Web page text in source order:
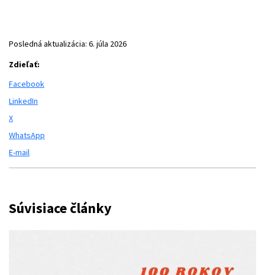
Posledná aktualizácia: 6. júla 2026
Zdieľať:
Facebook
LinkedIn
X
WhatsApp
E-mail
Súvisiace články